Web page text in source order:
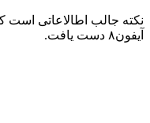
نکته جالب اطالاعاتی است
آیفون۸ دست یافت.